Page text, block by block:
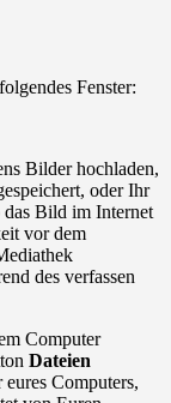
Fenster:
Bilder hochladen,
oder Ihr
Bild im Internet
vor dem
des verfassen
Computer
Dateien
Computers,